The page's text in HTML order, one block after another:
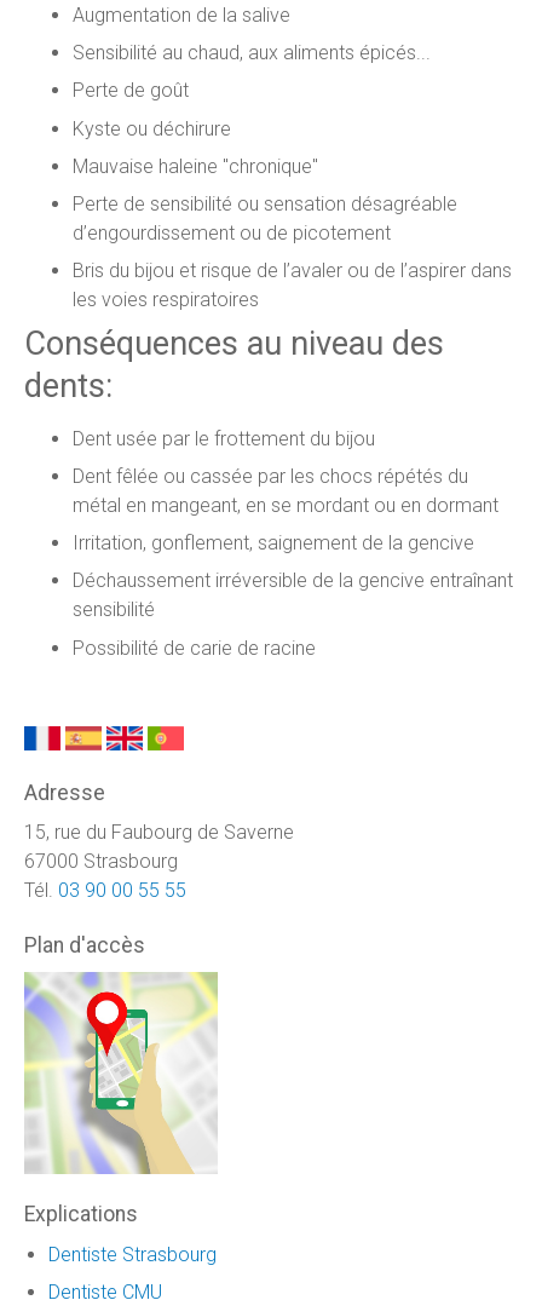
Augmentation de la salive
Sensibilité au chaud, aux aliments épicés...
Perte de goût
Kyste ou déchirure
Mauvaise haleine "chronique"
Perte de sensibilité ou sensation désagréable
d’engourdissement ou de picotement
Bris du bijou et risque de l’avaler ou de l’aspirer dans
les voies respiratoires
Conséquences au niveau des
dents:
Dent usée par le frottement du bijou
Dent fêlée ou cassée par les chocs répétés du
métal en mangeant, en se mordant ou en dormant
Irritation, gonflement, saignement de la gencive
Déchaussement irréversible de la gencive entraînant
sensibilité
Possibilité de carie de racine
Adresse
15, rue du Faubourg de Saverne
67000 Strasbourg
Tél. 03 90 00 55 55
Plan d'accès
Explications
Dentiste Strasbourg
Dentiste CMU